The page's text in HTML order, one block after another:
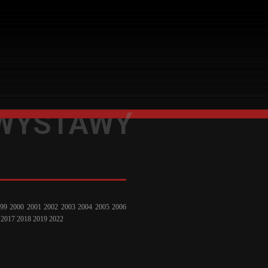
2000 2001 2002 2003 2004 2005 2006
2017 2018 2019 2022